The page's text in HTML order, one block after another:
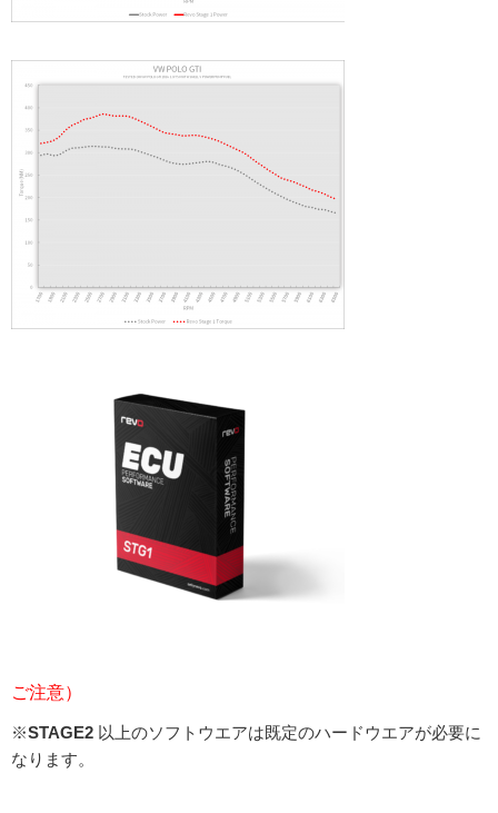
ご注意）
※STAGE2 以上のソフトウエアは既定のハードウエアが必要に
なります。